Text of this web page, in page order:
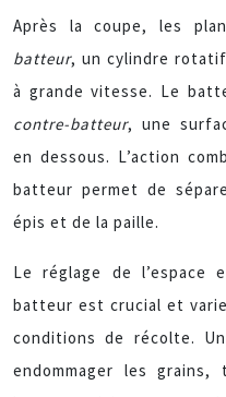
Après la coupe, les
batteur, un cylindre
à grande vitesse. Le
contre-batteur, une
en dessous. L’action
batteur permet de
épis et de la paille.
Le réglage de
batteur est crucial et
conditions de récolte.
endommager les grains,